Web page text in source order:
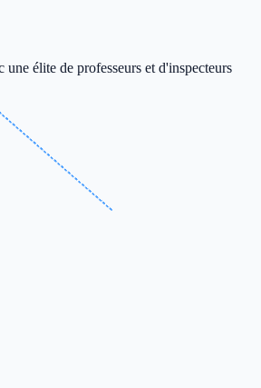
élite de professeurs et d'inspecteurs